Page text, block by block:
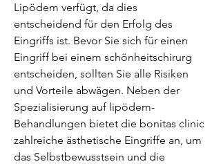
Lipödem verfügt, da dies
entscheidend für den Erfolg des
Eingriffs ist. Bevor Sie sich für einen
Eingriff bei einem schönheitschirurg
entscheiden, sollten Sie alle Risiken
und Vorteile abwägen. Neben der
Spezialisierung auf lipödem-
Behandlungen bietet die bonitas clinic
zahlreiche ästhetische Eingriffe an, um
das Selbstbewusstsein und die